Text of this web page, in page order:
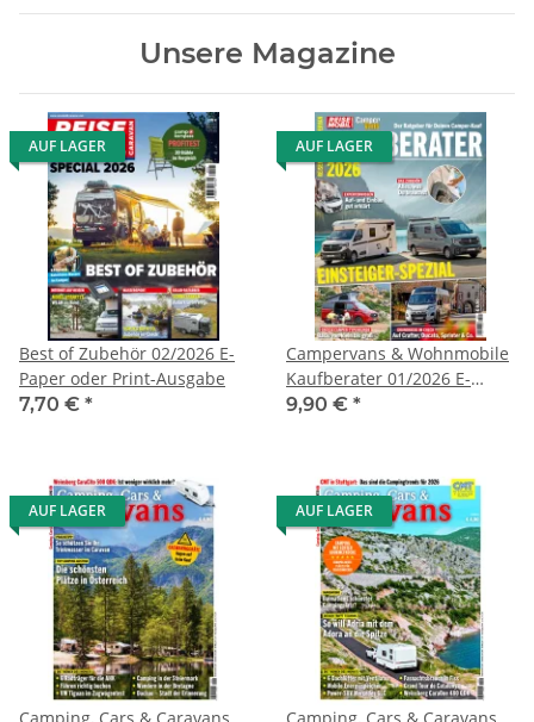
Unsere Magazine
AUF LAGER
Best of Zubehör 02/2026 E-
Paper oder Print-Ausgabe
7,70 € *
AUF LAGER
Campervans & Wohnmobile
Kaufberater 01/2026 E-
Paper oder Print-Ausgabe
9,90 € *
AUF LAGER AUF LAGER